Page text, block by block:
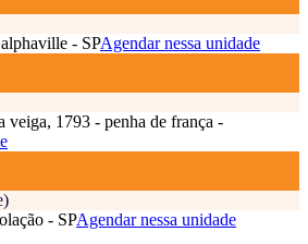
- SPAgendar nessa unidade
veiga, 1793 - penha de frança -
- SPAgendar nessa unidade